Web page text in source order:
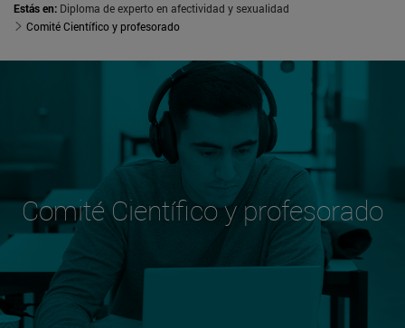
Estás en: Diploma de experto en afectividad y sexualidad
Comité Científico y profesorado
Comité Científico y profesorado